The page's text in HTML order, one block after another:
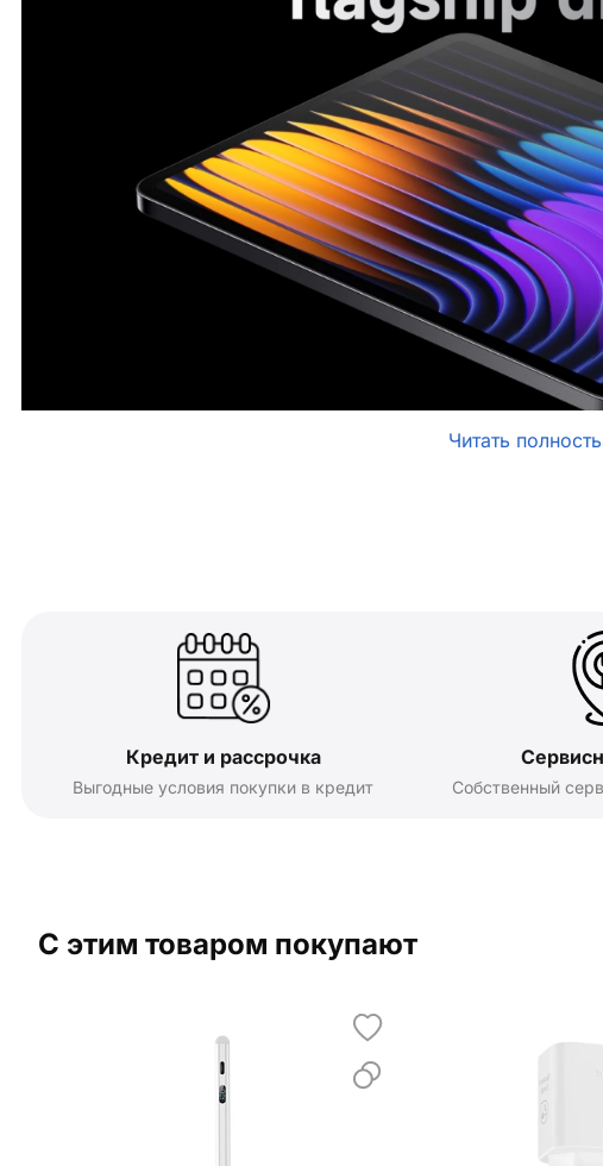
Читать
Кредит и рассрочка
Выгодные условия покупки в кредит Собственный
С этим товаром покупают